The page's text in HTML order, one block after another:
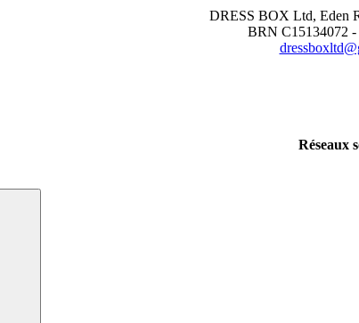
DRESS BOX Ltd, Eden
BRN C15134072
Réseaux